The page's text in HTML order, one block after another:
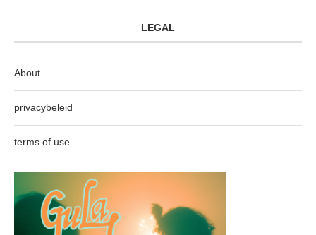
LEGAL
About
privacybeleid
terms of use